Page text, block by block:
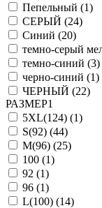
Пепельный (1)
СЕРЫЙ (24)
Синий (20)
темно-серый
темно-синий (3)
черно-синий (1)
ЧЕРНЫЙ (22)
РАЗМЕР1
5XL(124) (1)
S(92) (44)
M(96) (25)
100 (1)
92 (1)
96 (1)
L(100) (14)